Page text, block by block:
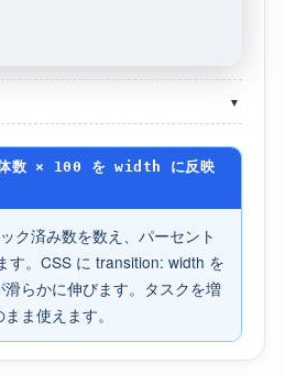
▼
体数 × 100 を width に反映
ク済み数を数え、パーセント
す。CSS に transition: width を
らかに伸びます。タスクを増
ま使えます。